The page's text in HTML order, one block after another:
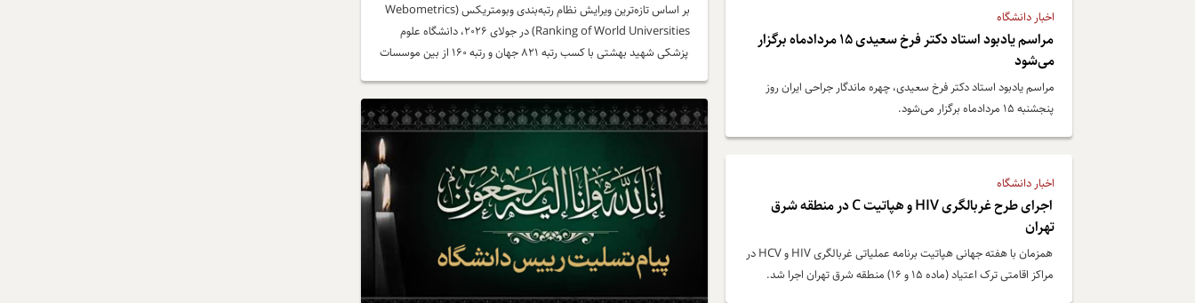
اخبار دانشگاه
مراسم یادبود استاد دکتر فرخ سعیدی ۱۵ مردادماه برگزار
می‌شود
مراسم یادبود استاد دکتر فرخ سعیدی، چهره ماندگار جراحی ایران روز
پنجشنبه ۱۵ مردادماه برگزار می‌شود.
بر اساس تازه‌ترین ویرایش نظام رتبه‌بندی وبومتریکس (Webometrics
Ranking of World Universities) در جولای ۲۰۲۶، دانشگاه علوم
پزشکی شهید بهشتی با کسب رتبه ۸۲۱ جهان و رتبه 160 از بین موسسات
کشور و رتبه سوم در میان دانشگاه‌های علوم پزشکی و غیر پزشکی ایرانی
را از بین بیش از 32000 دانشگاه و موسسه بین المللی از بیش از 200
کشور را به خود اختصاص داد.
اخبار دانشگاه
اجرای طرح غربالگری HIV و هپاتیت C در منطقه شرق
تهران
همزمان با هفته جهانی هپاتیت برنامه عملیاتی غربالگری HIV و HCV در
مراکز اقامتی ترک اعتیاد (ماده ۱۵ و ۱۶) منطقه شرق تهران اجرا شد.